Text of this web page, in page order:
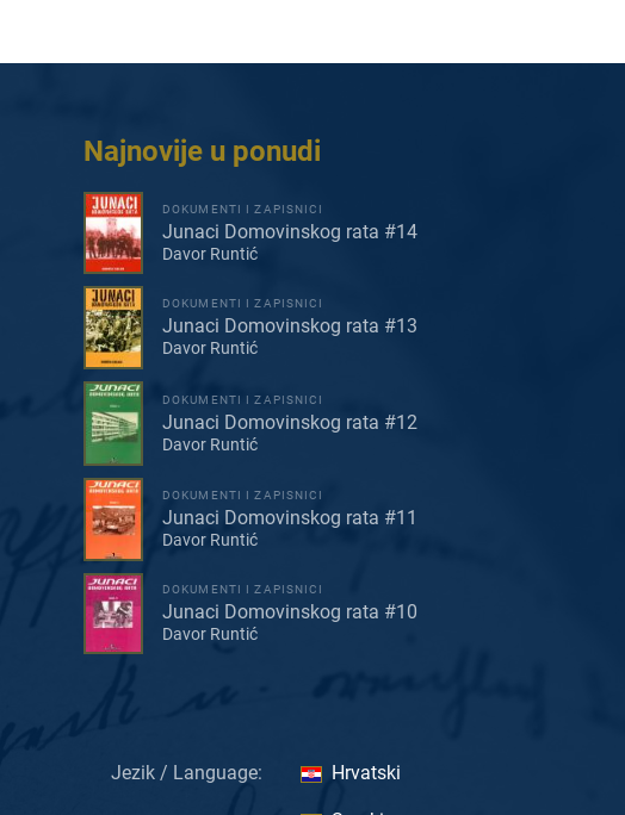
Najnovije u ponudi
DOKUMENTI I ZAPISNICI
Junaci Domovinskog rata #14
Davor Runtić
DOKUMENTI I ZAPISNICI
Junaci Domovinskog rata #13
Davor Runtić
DOKUMENTI I ZAPISNICI
Junaci Domovinskog rata #12
Davor Runtić
DOKUMENTI I ZAPISNICI
Junaci Domovinskog rata #11
Davor Runtić
DOKUMENTI I ZAPISNICI
Junaci Domovinskog rata #10
Davor Runtić
Jezik / Language: Hrvatski